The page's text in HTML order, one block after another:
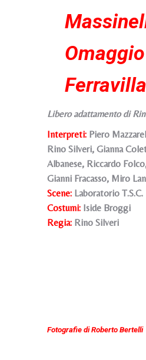
Libero adattamento di
Interpreti: Piero
Rino Silveri, Gianna
Albanese, Riccardo
Gianni Fracasso, Miro
Scene: Laboratorio T.S.C.
Costumi: Iside Broggi
Regia: Rino Silveri
Fotografie di Roberto Bertelli